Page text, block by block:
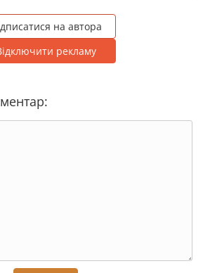
на автора
рекламу